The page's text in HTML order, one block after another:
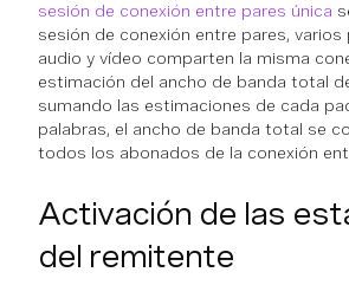
sesión de conexión entre pares única
sesión de conexión entre pares, varios
audio y vídeo comparten la misma
estimación del ancho de banda total
sumando las estimaciones de cada
palabras, el ancho de banda total se
todos los abonados de la conexión
Activación de las
del remitente